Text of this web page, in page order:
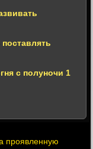
с полуночи 1
проявленную